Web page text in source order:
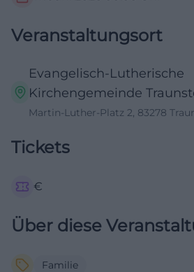
Veranstaltungsort
Evangelisch-Lutherische
Kirchengemeinde
Martin-Luther-Platz 2, 83278
Tickets
€
Über diese
Familie